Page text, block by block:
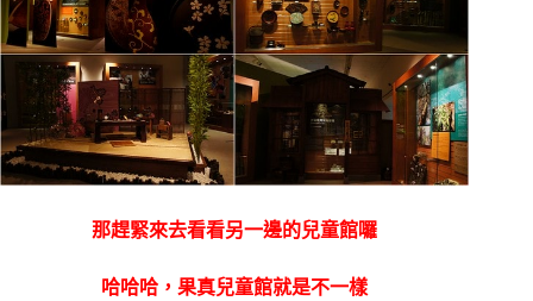
那趕緊來去看看另一邊的兒童館囉
哈哈哈，果真兒童館就是不一樣